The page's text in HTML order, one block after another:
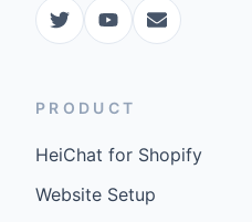
PRODUCT
HeiChat for Shopify
Website Setup